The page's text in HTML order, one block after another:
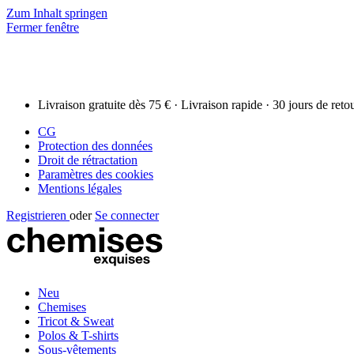
Zum Inhalt springen
Fermer fenêtre
Livraison gratuite dès 75 € · Livraison rapide · 30 jours de
CG
Protection des données
Droit de rétractation
Paramètres des cookies
Mentions légales
Registrieren oder Se connecter
Neu
Chemises
Tricot & Sweat
Polos & T-shirts
Sous-vêtements